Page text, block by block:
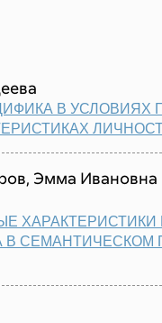
В УСЛОВИЯХ
Эмма
ХАРАКТЕРИСТИКИ
СЕМАНТИЧЕСКОМ